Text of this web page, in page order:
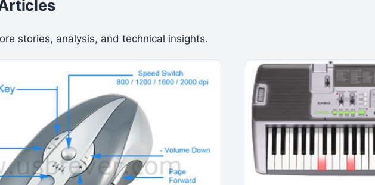
stories, analysis, and technical insights.